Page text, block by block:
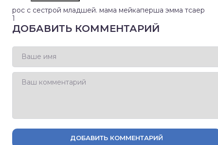
рос с сестрой младшей. мама мейкаперша эмма тсаер
1
ДОБАВИТЬ КОММЕНТАРИЙ
ДОБАВИТЬ КОММЕНТАРИЙ